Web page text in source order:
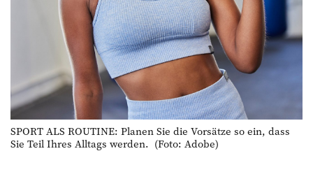
SPORT ALS ROUTINE: Planen Sie die Vorsätze so ein, dass
Sie Teil Ihres Alltags werden. (Foto: Adobe)